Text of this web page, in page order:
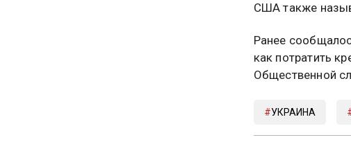
США также
Ранее
как потратить
Общественной
УКРАИНА